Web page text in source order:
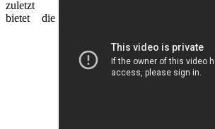
zuletzt
bietet die